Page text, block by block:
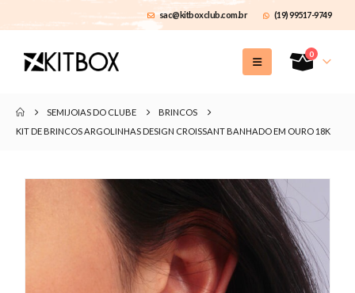
sac@kitboxclub.com.br (19) 99517-9749
0
SEMIJOIAS DO CLUBE
BRINCOS
KIT DE BRINCOS ARGOLINHAS DESIGN CROISSANT BANHADO EM OURO 18K